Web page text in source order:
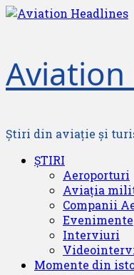
Skip
Aviation
Știri din aviație și
Primary
ȘTIRI
Aeroporturi
Aviația
Companii
Evenimente
Interviuri
Momente din